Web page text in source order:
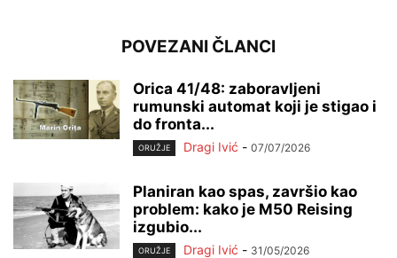
POVEZANI ČLANCI
Orica 41/48: zaboravljeni
rumunski automat koji je stigao i
do fronta...
ORUŽJE Dragi Ivić - 07/07/2026
Planiran kao spas, završio kao
problem: kako je M50 Reising
izgubio...
ORUŽJE Dragi Ivić - 31/05/2026